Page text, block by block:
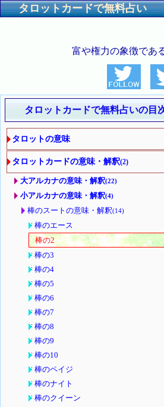
タロットカードで無料占い
富や権力の象徴であ
タロットカードで無料占いの目
タロットの意味
タロットカードの意味・解釈(2)
大アルカナの意味・解釈(22)
小アルカナの意味・解釈(4)
棒のスートの意味・解釈(14)
棒のエース
棒の2
棒の3
棒の4
棒の5
棒の6
棒の7
棒の8
棒の9
棒の10
棒のペイジ
棒のナイト
棒のクイーン